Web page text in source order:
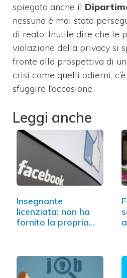
spiegato anche il
nessuno è mai stato
di reato. Inutile dire che le
violazione della privacy si
fronte alla prospettiva di
crisi come quelli odierni,
sfuggire l’occasione.
Leggi anche
Insegnante
licenziata: non ha
fornito la propria…